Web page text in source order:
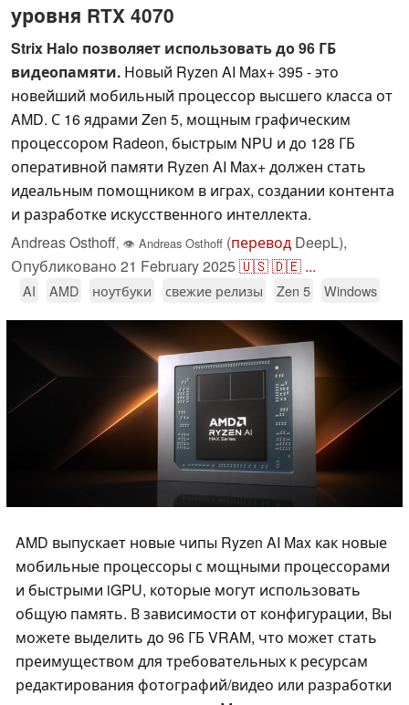
уровня RTX 4070
Strix Halo позволяет использовать до 96 ГБ
видеопамяти. Новый Ryzen AI Max+ 395 - это
новейший мобильный процессор высшего класса от
AMD. С 16 ядрами Zen 5, мощным графическим
процессором Radeon, быстрым NPU и до 128 ГБ
оперативной памяти Ryzen AI Max+ должен стать
идеальным помощником в играх, создании контента
и разработке искусственного интеллекта.
Andreas Osthoff, 👁 Andreas Osthoff (перевод DeepL),
Опубликовано 21 February 2025🇺🇸🇩🇪 ...
AI AMD ноутбуки свежие релизы Zen 5 Windows
AMD выпускает новые чипы Ryzen AI Max как новые
мобильные процессоры с мощными процессорами
и быстрыми iGPU, которые могут использовать
общую память. В зависимости от конфигурации, Вы
можете выделить до 96 ГБ VRAM, что может стать
преимуществом для требовательных к ресурсам
редактирования фотографий/видео или разработки